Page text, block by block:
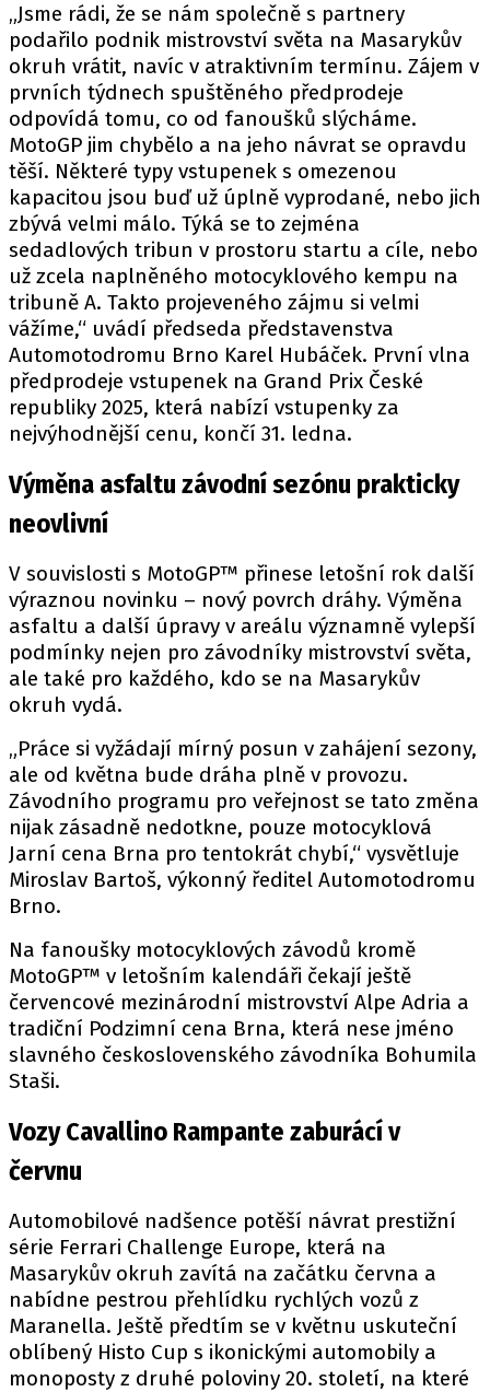
MEZINÁRODNÍ SCÉNA
SLEDUJTE NÁS NA|
Máte příběh, fotku nebo video?
Pošlete e-mail na autoroad.cz
ETICKÝ KODEX
KONTAKT
VYDAVATEL
INZERCE
OSOBNÍ ÚDAJE / COOKIES
Provozovatelem serveru autoroad.cz je
INCORP MEDIA GROUP s.r.o., IČ: 118 23 054
„Jsme rádi, že se nám společně s partnery
podařilo podnik mistrovství světa na Masarykův
okruh vrátit, navíc v atraktivním termínu. Zájem v
prvních týdnech spuštěného předprodeje
odpovídá tomu, co od fanoušků slýcháme.
MotoGP jim chybělo a na jeho návrat se opravdu
těší. Některé typy vstupenek s omezenou
kapacitou jsou buď už úplně vyprodané, nebo jich
zbývá velmi málo. Týká se to zejména
sedadlových tribun v prostoru startu a cíle, nebo
už zcela naplněného motocyklového kempu na
tribuně A. Takto projeveného zájmu si velmi
vážíme,“ uvádí předseda představenstva
Automotodromu Brno Karel Hubáček. První vlna
předprodeje vstupenek na Grand Prix České
republiky 2025, která nabízí vstupenky za
nejvýhodnější cenu, končí 31. ledna.
Výměna asfaltu závodní sezónu prakticky
neovlivní
V souvislosti s MotoGP™ přinese letošní rok další
výraznou novinku – nový povrch dráhy. Výměna
asfaltu a další úpravy v areálu významně vylepší
podmínky nejen pro závodníky mistrovství světa,
ale také pro každého, kdo se na Masarykův
okruh vydá.
„Práce si vyžádají mírný posun v zahájení sezony,
ale od května bude dráha plně v provozu.
Závodního programu pro veřejnost se tato změna
nijak zásadně nedotkne, pouze motocyklová
Jarní cena Brna pro tentokrát chybí,“ vysvětluje
Miroslav Bartoš, výkonný ředitel Automotodromu
Brno.
Na fanoušky motocyklových závodů kromě
MotoGP™ v letošním kalendáři čekají ještě
červencové mezinárodní mistrovství Alpe Adria a
tradiční Podzimní cena Brna, která nese jméno
slavného československého závodníka Bohumila
Staši.
Vozy Cavallino Rampante zaburácí v
červnu
Automobilové nadšence potěší návrat prestižní
série Ferrari Challenge Europe, která na
Masarykův okruh zavítá na začátku června a
nabídne pestrou přehlídku rychlých vozů z
Maranella. Ještě předtím se v květnu uskuteční
oblíbený Histo Cup s ikonickými automobily a
monoposty z druhé poloviny 20. století, na které